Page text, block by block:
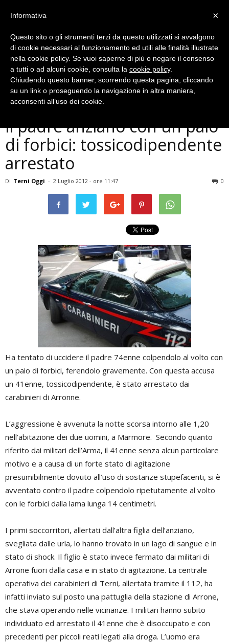
Cronaca
Ferisce gravemente al volto
il padre anziano con un paio
di forbici: tossicodipendente
arrestato
Di Terni Oggi - 2 Luglio 2012 - ore 11:47 0
Ha tentato di uccidere il padre 74enne colpendolo al volto con
un paio di forbici, ferendolo gravemente. Con questa accusa
un 41enne, tossicodipendente, è stato arrestato dai
carabinieri di Arronne.
L’aggressione è avvenuta la notte scorsa intorno alle 1,20
nell’abitazione dei due uomini, a Marmore. Secondo quanto
riferito dai militari dell’Arma, il 41enne senza alcun particolare
motivo e a causa di un forte stato di agitazione
presumibilmente dovuto all’uso di sostanze stupefacenti, si è
avventato contro il padre colpendolo ripetutamente al volto
con le forbici dalla lama lunga 14 centimetri.
I primi soccorritori, allertati dall’altra figlia dell’anziano,
svegliata dalle urla, lo hanno trovato in un lago di sangue e in
stato di shock. Il figlio è stato invece fermato dai militari di
Arrone fuori dalla casa e in stato di agitazione. La centrale
operativa dei carabinieri di Terni, allertata tramite il 112, ha
infatti inviato sul posto una pattuglia della stazione di Arrone,
che stava operando nelle vicinanze. I militari hanno subito
individuato ed arrestato il 41enne che è disoccupato e con
precedenti per piccoli reati legati alla droga. L’uomo era
×
Informativa
Questo sito o gli strumenti terzi da questo utilizzati si avvalgono
di cookie necessari al funzionamento ed utili alle finalità illustrate
nella cookie policy. Se vuoi saperne di più o negare il consenso
a tutti o ad alcuni cookie, consulta la cookie policy.
Chiudendo questo banner, scorrendo questa pagina, cliccando
su un link o proseguendo la navigazione in altra maniera,
acconsenti all’uso dei cookie.